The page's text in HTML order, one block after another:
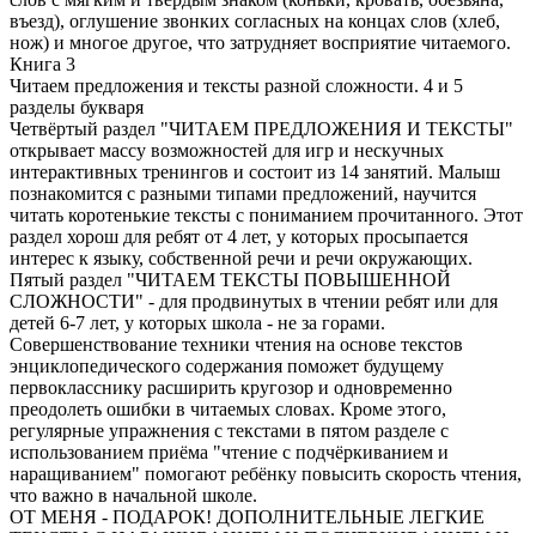
въезд), оглушение звонких согласных на концах слов (хлеб,
нож) и многое другое, что затрудняет восприятие читаемого.
Книга 3
Читаем предложения и тексты разной сложности. 4 и 5
разделы букваря
Четвёртый раздел "ЧИТАЕМ ПРЕДЛОЖЕНИЯ И ТЕКСТЫ"
открывает массу возможностей для игр и нескучных
интерактивных тренингов и состоит из 14 занятий. Малыш
познакомится с разными типами предложений, научится
читать коротенькие тексты с пониманием прочитанного. Этот
раздел хорош для ребят от 4 лет, у которых просыпается
интерес к языку, собственной речи и речи окружающих.
Пятый раздел "ЧИТАЕМ ТЕКСТЫ ПОВЫШЕННОЙ
СЛОЖНОСТИ" - для продвинутых в чтении ребят или для
детей 6-7 лет, у которых школа - не за горами.
Совершенствование техники чтения на основе текстов
энциклопедического содержания поможет будущему
первокласснику расширить кругозор и одновременно
преодолеть ошибки в читаемых словах. Кроме этого,
регулярные упражнения с текстами в пятом разделе с
использованием приёма "чтение с подчёркиванием и
наращиванием" помогают ребёнку повысить скорость чтения,
что важно в начальной школе.
ОТ МЕНЯ - ПОДАРОК! ДОПОЛНИТЕЛЬНЫЕ ЛЕГКИЕ